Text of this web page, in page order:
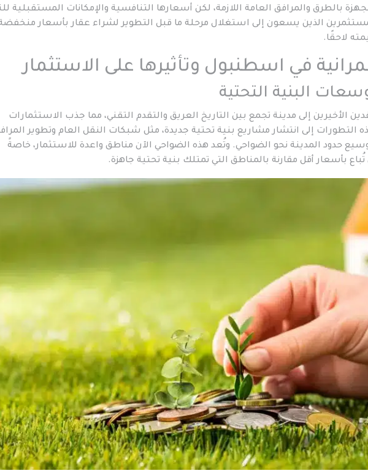
بالطرق والمرافق العامة اللازمة، لكن أسعارها التنافسية والإمكانات المستقبلية
الذين يسعون إلى استغلال مرحلة ما قبل التطوير لشراء عقار بأسعار
لاحقًا.
في اسطنبول وتأثيرها على الاستثمار
البنية التحتية
الأخيرين إلى مدينة تجمع بين التاريخ العريق والتقدم التقني، مما جذب الاستثمارات
التطورات إلى انتشار مشاريع بنية تحتية جديدة، مثل شبكات النقل العام وتطوير
حدود المدينة نحو الضواحي. وتُعد هذه الضواحي الآن مناطق واعدة للاستثمار، خاصةً
بأسعار أقل مقارنة بالمناطق التي تمتلك بنية تحتية جاهزة.